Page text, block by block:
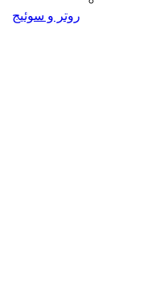
روتر و سوئیج